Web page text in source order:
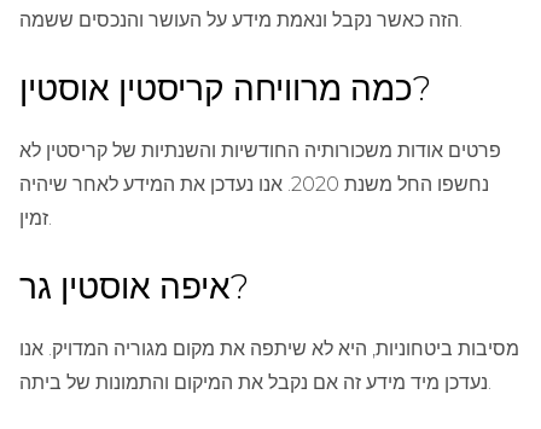
הזה כאשר נקבל ונאמת מידע על העושר והנכסים ששמה.
כמה מרוויחה קריסטין אוסטין?
פרטים אודות משכורותיה החודשיות והשנתיות של קריסטין לא
נחשפו החל משנת 2020. אנו נעדכן את המידע לאחר שיהיה
זמין.
איפה אוסטין גר?
מסיבות ביטחוניות, היא לא שיתפה את מקום מגוריה המדויק. אנו
נעדכן מיד מידע זה אם נקבל את המיקום והתמונות של ביתה.